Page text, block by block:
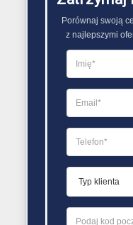
Sobota Zamknięte
Niedziela Zamknięte
Porównaj swoją
z najlepszymi